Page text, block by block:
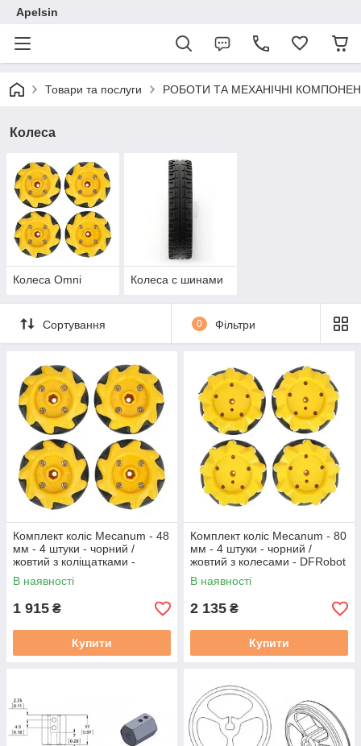
Apelsin
Товари та послуги РОБОТИ ТА МЕХАНІЧНІ
Колеса
Колеса Omni Колеса с шинами
Сортування 0 Фільтри
Комплект коліс Mecanum - 48
мм - 4 штуки - чорний /
жовтий з коліщатками -
DFRobot FIT0662-1
В наявності
1 915 ₴
Купити
Комплект коліс Mecanum - 80
мм - 4 штуки - чорний /
жовтий з колесами - DFRobot
FIT0654-1
В наявності
2 135 ₴
Купити